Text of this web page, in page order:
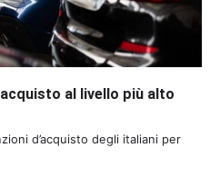
al livello più alto
d’acquisto degli italiani per